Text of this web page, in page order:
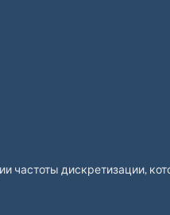
частоты дискретизации,